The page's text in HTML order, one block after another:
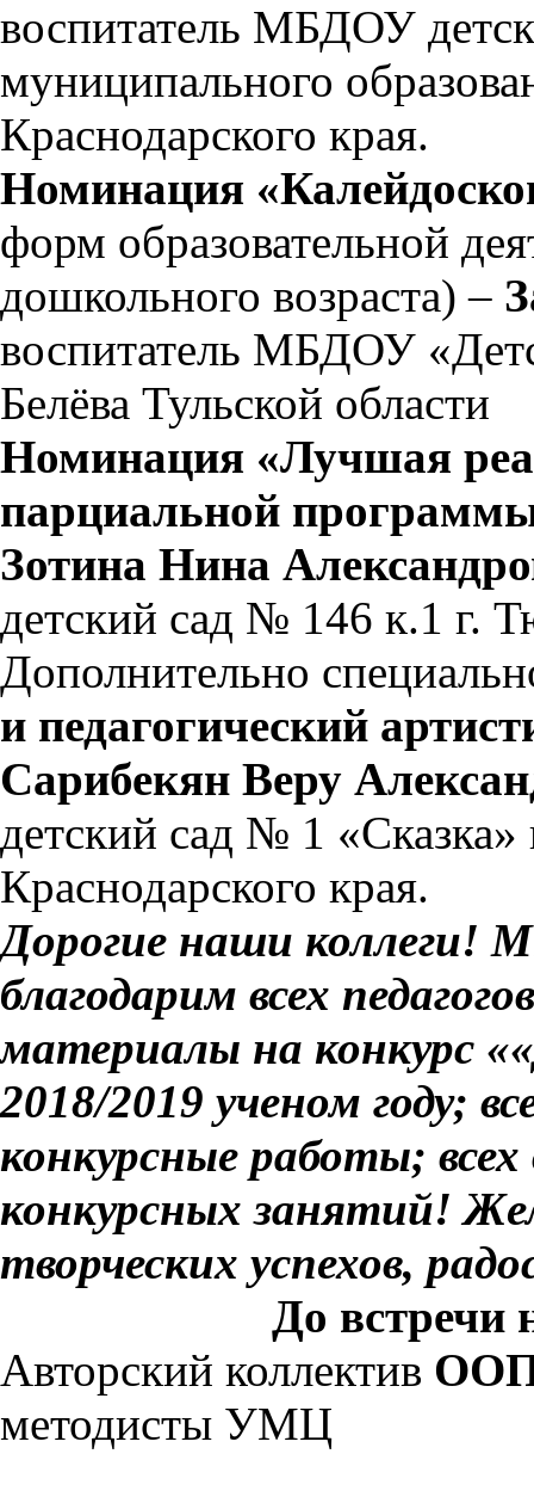
воспитатель МБДОУ
муниципального
Краснодарского края.
Номинация
форм образовательной
дошкольного возраста) –
воспитатель МБДОУ
Белёва Тульской области
Номинация «Лучшая
парциальной
Зотина Нина
детский сад № 146 к.1 г.
Дополнительно
и педагогический
Сарибекян Веру
детский сад № 1
Краснодарского края.
Дорогие наши коллеги!
благодарим всех
материалы на конкурс
2018/2019 ученом году;
конкурсные работы;
конкурсных занятий!
творческих успехов,
До встречи
Авторский коллектив ООП
методисты УМЦ